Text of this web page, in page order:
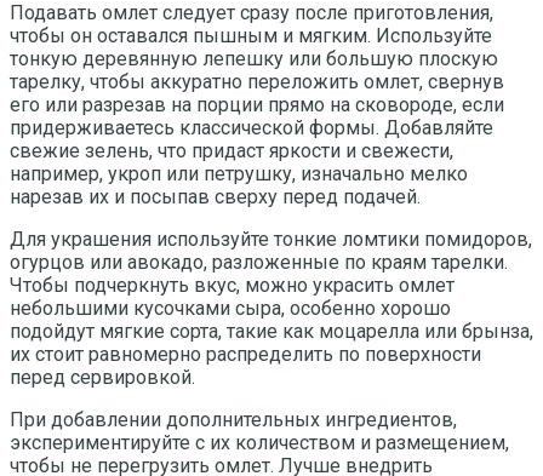
Подавать омлет следует сразу после приготовления,
чтобы он оставался пышным и мягким. Используйте
тонкую деревянную лепешку или большую плоскую
тарелку, чтобы аккуратно переложить омлет, свернув
его или разрезав на порции прямо на сковороде, если
придерживаетесь классической формы. Добавляйте
свежие зелень, что придаст яркости и свежести,
например, укроп или петрушку, изначально мелко
нарезав их и посыпав сверху перед подачей.
Для украшения используйте тонкие ломтики помидоров,
огурцов или авокадо, разложенные по краям тарелки.
Чтобы подчеркнуть вкус, можно украсить омлет
небольшими кусочками сыра, особенно хорошо
подойдут мягкие сорта, такие как моцарелла или брынза,
их стоит равномерно распределить по поверхности
перед сервировкой.
При добавлении дополнительных ингредиентов,
экспериментируйте с их количеством и размещением,
чтобы не перегрузить омлет. Лучше внедрить